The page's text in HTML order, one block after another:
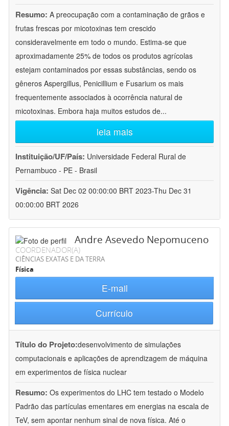
Resumo: A preocupação com a contaminação de grãos e
frutas frescas por micotoxinas tem crescido
consideravelmente em todo o mundo. Estima-se que
aproximadamente 25% de todos os produtos agrícolas
estejam contaminados por essas substâncias, sendo os
gêneros Aspergillus, Penicillium e Fusarium os mais
frequentemente associados à ocorrência natural de
micotoxinas. Embora haja muitos estudos de...
leia mais
Instituição/UF/País: Universidade Federal Rural de
Pernambuco - PE - Brasil
Vigência: Sat Dec 02 00:00:00 BRT 2023-Thu Dec 31
00:00:00 BRT 2026
Andre Asevedo Nepomuceno
COORDENADOR(A)
CIÊNCIAS EXATAS E DA TERRA
Física
E-mail
Currículo
Título do Projeto:desenvolvimento de simulações
computacionais e aplicações de aprendizagem de máquina
em experimentos de física nuclear
Resumo: Os experimentos do LHC tem testado o Modelo
Padrão das partículas ementares em energias na escala de
TeV, sem apontar nenhum sinal de nova física. Até o